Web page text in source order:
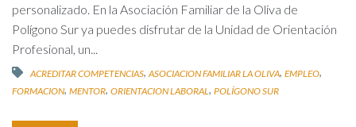
personalizado. En la Asociación Familiar de la Oliva de
Polígono Sur ya puedes disfrutar de la Unidad de Orientación
Profesional, un...
ACREDITAR COMPETENCIAS, ASOCIACION FAMILIAR LA OLIVA, EMPLEO,
FORMACION, MENTOR, ORIENTACION LABORAL , POLÍGONO SUR